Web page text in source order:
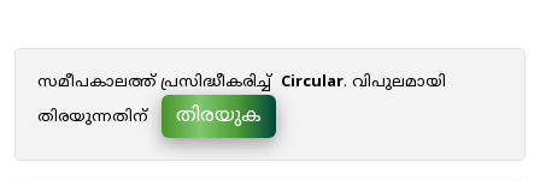
സമീപകാലത്ത് പ്രസിദ്ധീകരിച്ച് Circular. വിപുലമായി
തിരയുന്നതിന്
തിരയുക